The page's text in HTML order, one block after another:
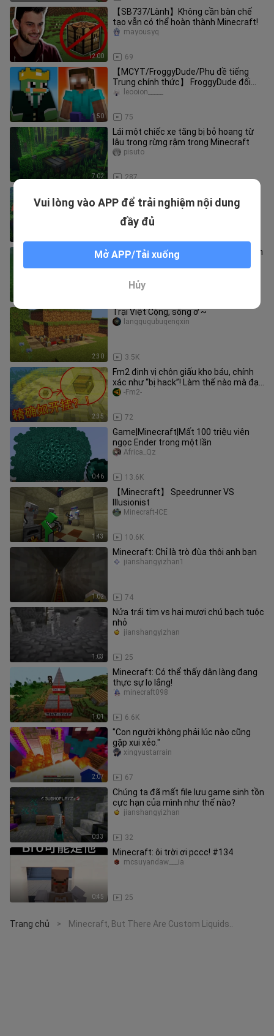
12:00
【SB737/Lành】Không cần bàn chế
tạo vẫn có thể hoàn thành Minecraft!
69
mayousyq
1:50
【MCYT/FroggyDude/Phụ đề tiếng
Trung chính thức】 FroggyDude đối
đầu Herobrine
75
leooion_____
7:02
Lái một chiếc xe tăng bị bỏ hoang từ
lâu trong rừng rậm trong Minecraft
287
pisuto
Nào Nổ
Minecraft: Xây cầu thang kiểu này tiện
2:30
Trại Việt Cộng, sống ở ~
3.5K
langgugubugengxin
2:35
Fm2 định vị chôn giấu kho báu, chính
xác như “bị hack”! Làm thế nào mà đạt
được điều đó?
72
-Fm2-
0:46
Game|Minecraft|Mất 100 triệu viên
ngọc Ender trong một lần
13.6K
Africa_Qz
1:43
【Minecraft】 Speedrunner VS
Illusionist
10.6K
Minecraft-ICE
1:02
Minecraft: Chỉ là trò đùa thôi anh bạn
74
jianshangyizhan1
1:03
Nửa trái tim vs hai mươi chú bạch tuộc
nhỏ
25
jianshangyizhan
1:01
Minecraft: Có thể thấy dân làng đang
thực sự lo lắng!
6.6K
minecraft098
2:07
"Con người không phải lúc nào cũng
gặp xui xẻo."
67
xingyustarrain
0:33
Chúng ta đã mất file lưu game sinh tồn
cực hạn của mình như thế nào?
32
jianshangyizhan
0:45
Minecraft: ôi trời ơi pccc! #134
25
mcsuyandaw___ia
Trang chủ > Minecraft, But There Are Custom Liquids..
Vui lòng vào APP để trải nghiệm nội dung
đầy đủ
Mở APP/Tải xuống
Hủy